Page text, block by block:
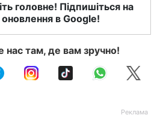
головне! Підпишіться на
оновлення в Google!
нас там, де вам зручно!